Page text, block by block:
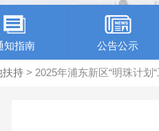
知指南 公告公示
扶持 > 2025年浦东新区“明珠计划